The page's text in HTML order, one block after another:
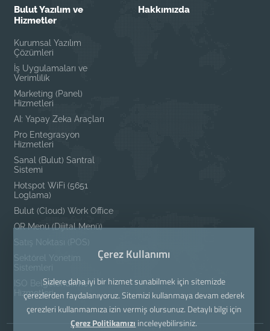
Bulut Yazılım ve
Hizmetler
Kurumsal Yazılım
Çözümleri
İş Uygulamaları ve
Verimlilik
Marketing (Panel)
Hizmetleri
AI: Yapay Zeka Araçları
Pro Entegrasyon
Hizmetleri
Sanal (Bulut) Santral
Sistemi
Hotspot WiFi (5651
Loglama)
Bulut (Cloud) Work Office
QR Menü (Dijital Menü)
Satış Noktası (POS)
Sektörel Yönetim
Sistemleri
ISO Belgelendirme
Hizmetleri
Hakkımızda
Çerez Kullanımı
Sizlere daha iyi bir hizmet sunabilmek için sitemizde
çerezlerden faydalanıyoruz. Sitemizi kullanmaya devam ederek
çerezleri kullanmamıza izin vermiş olursunuz. Detaylı bilgi için
Çerez Politikamızı inceleyebilirsiniz.